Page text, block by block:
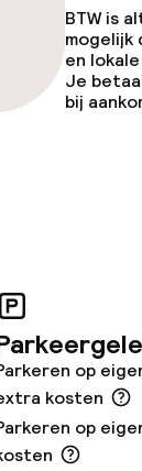
BTW is
mogelijk
en
Je
bij
op
kosten
op